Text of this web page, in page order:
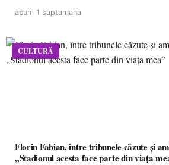
acum 1 saptamana
CULTURĂ
Florin Fabian, între tribunele căzute și
„Stadionul acesta face parte din viața